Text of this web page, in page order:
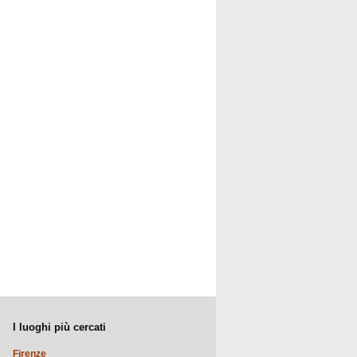
I luoghi più cercati
Firenze